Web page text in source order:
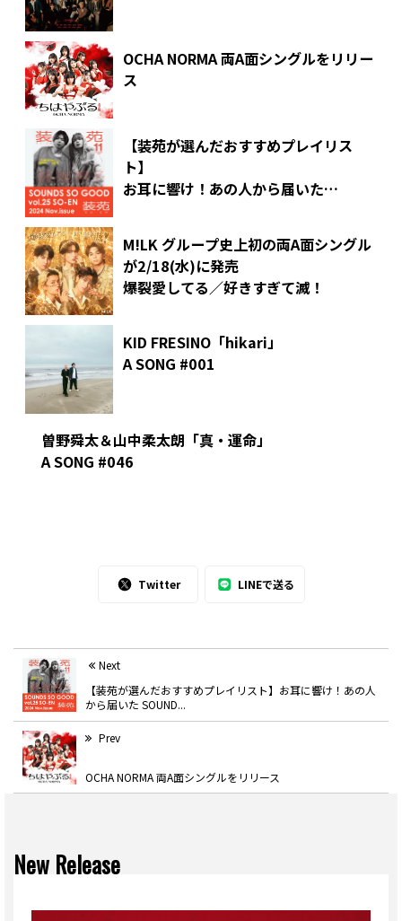
OCHA NORMA 両A面シングルをリリー
ス
【装苑が選んだおすすめプレイリス
ト】
お耳に響け！あの人から届いた
vol.25 SO-EN Nov.issue
M!LK グループ史上初の両A面シングル
が2/18(水)に発売
爆裂愛してる／好きすぎて滅！
KID FRESINO「hikari」
A SONG #001
曽野舜太＆山中柔太朗「真・運命」
A SONG #046
Twitter LINEで送る
Next
【装苑が選んだおすすめプレイリスト】お耳に響け！あの人
から届いた SOUND...
Prev
OCHA NORMA 両A面シングルをリリース
New Release